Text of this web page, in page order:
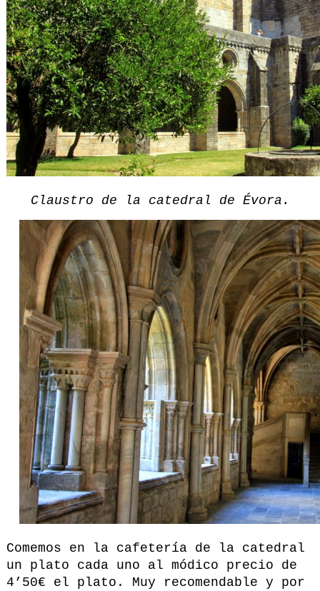
Claustro de la catedral de Évora.
Comemos en la cafetería de la catedral
un plato cada uno al módico precio de
4’50€ el plato. Muy recomendable y por